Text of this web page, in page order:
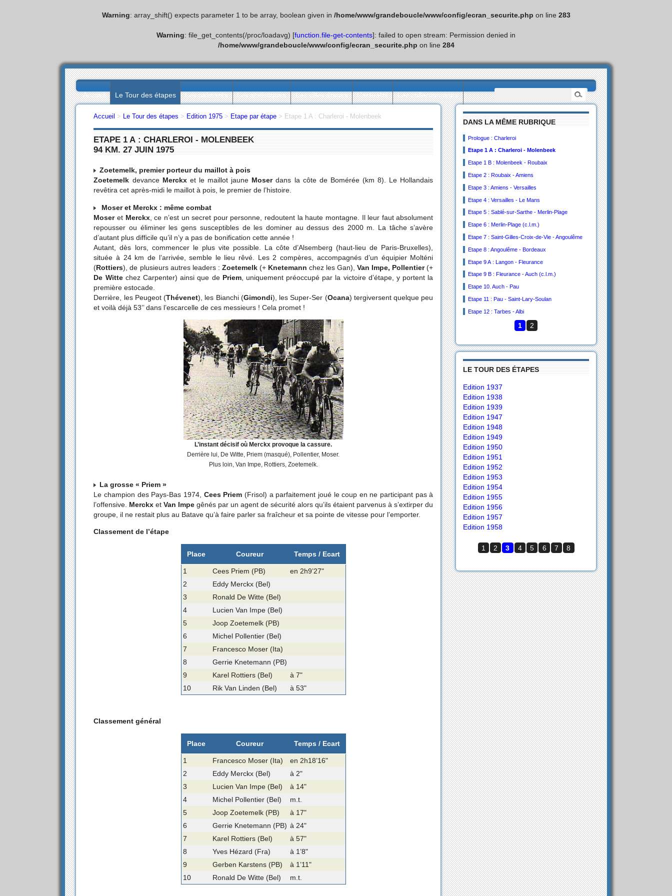
Warning: array_shift() expects parameter 1 to be array, boolean given in /home/www/grandeboucle/www/config/ecran_securite.php on line 283
Warning: file_get_contents(/proc/loadavg) [function.file-get-contents]: failed to open stream: Permission denied in
/home/www/grandeboucle/www/config/ecran_securite.php on line 284
Accueil Le Tour des étapes Les palmarès Les statistiques Les villes étapes L’actualité Les collectionneurs
DANS LA MÊME RUBRIQUE
Prologue : Charleroi
Etape 1 A : Charleroi - Molenbeek
Etape 1 B : Molenbeek - Roubaix
Etape 2 : Roubaix - Amiens
Etape 3 : Amiens - Versailles
Etape 4 : Versailles - Le Mans
Etape 5 : Sablé-sur-Sarthe - Merlin-Plage
Etape 6 : Merlin-Plage (c.l.m.)
Etape 7 : Saint-Gilles-Croix-de-Vie - Angoulême
Etape 8 : Angoulême - Bordeaux
Etape 9 A : Langon - Fleurance
Etape 9 B : Fleurance - Auch (c.l.m.)
Etape 10. Auch - Pau
Etape 11 : Pau - Saint-Lary-Soulan
Etape 12 : Tarbes - Albi
1 2
LE TOUR DES ÉTAPES
Edition 1937
Edition 1938
Edition 1939
Edition 1947
Edition 1948
Edition 1949
Edition 1950
Edition 1951
Edition 1952
Edition 1953
Edition 1954
Edition 1955
Edition 1956
Edition 1957
Edition 1958
1 2 3 4 5 6 7 8
Accueil > Le Tour des étapes > Edition 1975 > Etape par étape > Etape 1 A : Charleroi - Molenbeek
ETAPE 1 A : CHARLEROI - MOLENBEEK
94 KM. 27 JUIN 1975
Zoetemelk, premier porteur du maillot à pois
Zoetemelk devance Merckxet le maillot jaune Moserdans la côte de Bomérée (km 8). Le Hollandais
revêtira cet après-midi le maillot à pois, le premier de l’histoire.
Moser et Merckx : même combat
Moseret Merckx, ce n’est un secret pour personne, redoutent la haute montagne. Il leur faut absolument
repousser ou éliminer les gens susceptibles de les dominer au dessus des 2000 m. La tâche s’avère
d’autant plus difficile qu’il n’y a pas de bonification cette année !
Autant, dès lors, commencer le plus vite possible. La côte d’Alsemberg (haut-lieu de Paris-Bruxelles),
située à 24 km de l’arrivée, semble le lieu rêvé. Les 2 compères, accompagnés d’un équipier Molténi
(Rottiers), de plusieurs autres leaders : Zoetemelk(+ Knetemann chez les Gan),Van Impe, Pollentier(+
De Wittechez Carpenter) ainsi que de Priem, uniquement préoccupé par la victoire d’étape, y portent la
première estocade.
Derrière, les Peugeot (Thévenet), les Bianchi (Gimondi), les Super-Ser (Ocana) tergiversent quelque peu
et voilà déjà 53’’ dans l’escarcelle de ces messieurs ! Cela promet !
L’instant décisif où Merckx provoque la cassure.
Derrière lui, De Witte, Priem (masqué), Pollentier, Moser.
Plus loin, Van Impe, Rottiers, Zoetemelk.
La grosse « Priem »
Le champion des Pays-Bas 1974, Cees Priem (Frisol) a parfaitement joué le coup en ne participant pas à
l’offensive. Merckx etVan Impe gênés par un agent de sécurité alors qu’ils étaient parvenus à s’extirper du
groupe, il ne restait plus au Batave qu’à faire parler sa fraîcheur et sa pointe de vitesse pour l’emporter.
Classement de l’étape
Place Coureur Temps / Ecart
1 Cees Priem (PB)
en 2h9’27"
2
Eddy Merckx (Bel)
3
Ronald De Witte (Bel)
4
Lucien Van Impe (Bel)
5
Joop Zoetemelk (PB)
6
Michel Pollentier (Bel)
7
Francesco Moser (Ita)
8
Gerrie Knetemann (PB)
9
Karel Rottiers (Bel)
à 7"
10
Rik Van Linden (Bel) à 53"
Classement général
Place Coureur Temps / Ecart
1 Francesco Moser (Ita)
en 2h18’16"
2
Eddy Merckx (Bel)
à 2"
3
Lucien Van Impe (Bel)
à 14"
4
Michel Pollentier (Bel)
m.t.
5
Joop Zoetemelk (PB)
à 17"
6
Gerrie Knetemann (PB) à 24"
7
Karel Rottiers (Bel)
à 57"
8
Yves Hézard (Fra)
à 1’8"
9
Gerben Karstens (PB)
à 1’11"
10
Ronald De Witte (Bel) m.t.